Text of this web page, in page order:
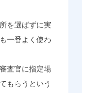
を選ばずに実
一番よく使わ
査官に指定場
もらうという